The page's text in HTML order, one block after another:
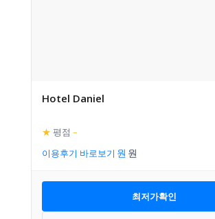
Hotel Daniel
★ 평점 –
이용후기 바로보기
최저가확인